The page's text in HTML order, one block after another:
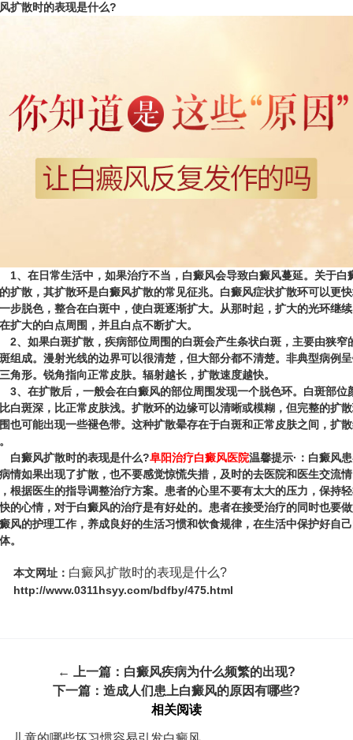
扩散时的表现是什么?
在日常生活中，如果治疗不当，白癜风会导致白癜风蔓延。关于白
扩散，其扩散环是白癜风扩散的常见征兆。白癜风症状扩散环可以更
步脱色，整合在白斑中，使白斑逐渐扩大。从那时起，扩大的光环继
扩大的白点周围，并且白点不断扩大。
如果白斑扩散，疾病部位周围的白斑会产生条状白斑，主要由狭窄
组成。漫射光线的边界可以很清楚，但大部分都不清楚。非典型病例
角形。锐角指向正常皮肤。辐射越长，扩散速度越快。
在扩散后，一般会在白癜风的部位周围发现一个脱色环。白斑部位
白斑深，比正常皮肤浅。扩散环的边缘可以清晰或模糊，但完整的扩
也可能出现一些褪色带。这种扩散晕存在于白斑和正常皮肤之间，扩
风扩散时的表现是什么?阜阳治疗白癜风医院温馨提示·：白癜风
情如果出现了扩散，也不要感觉惊慌失措，及时的去医院和医生交流情
根据医生的指导调整治疗方案。患者的心里不要有太大的压力，保持
的心情，对于白癜风的治疗是有好处的。患者在接受治疗的同时也要
风的护理工作，养成良好的生活习惯和饮食规律，在生活中保护好自
。
本文网址： 白癜风扩散时的表现是什么?
http://www.0311hsyy.com/bdfby/475.html
← 上一篇： 白癜风疾病为什么频繁的出现?
下一篇： 造成人们患上白癜风的原因有哪些?
相关阅读